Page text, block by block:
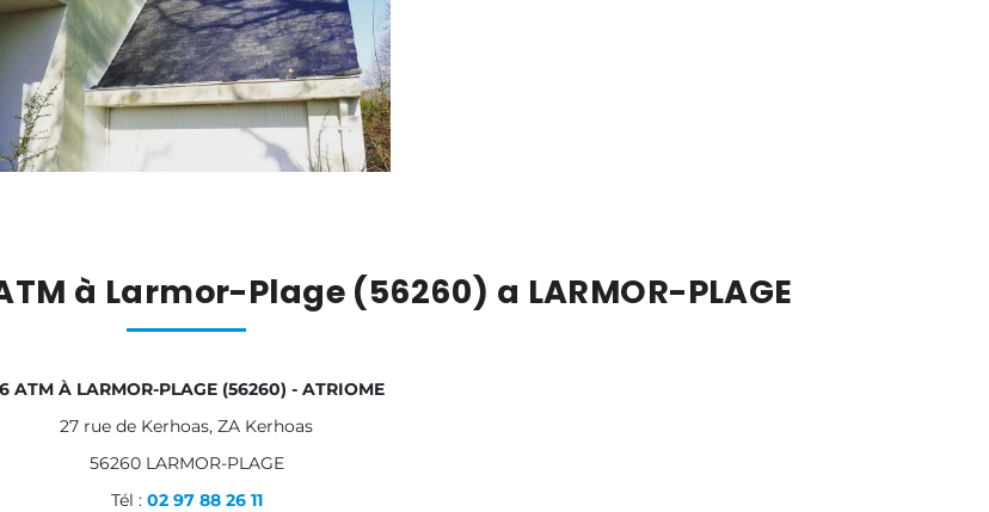
à Larmor-Plage (56260) a LARMOR-PLAGE
ATM À LARMOR-PLAGE (56260) - ATRIOME
27 rue de Kerhoas, ZA Kerhoas
56260 LARMOR-PLAGE
Tél : 02 97 88 26 11